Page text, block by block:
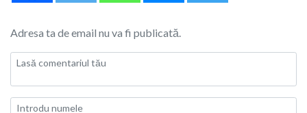
Adresa ta de email nu va fi publicată.